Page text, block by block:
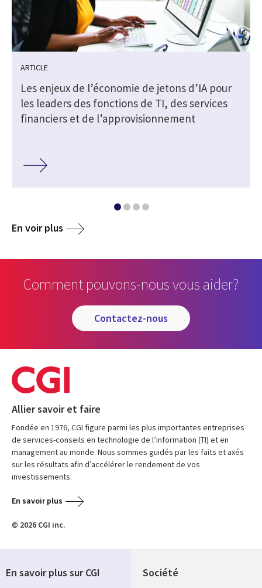
ARTICLE
Les enjeux de l’économie de jetons d’IA pour
les leaders des fonctions de TI, des services
financiers et de l’approvisionnement
En voir plus
Comment pouvons-nous vous aider?
contactez-nous
Allier savoir et faire
Fondée en 1976, CGI figure parmi les plus importantes entreprises
de services-conseils en technologie de l’information (TI) et en
management au monde. Nous sommes guidés par les faits et axés
sur les résultats afin d’accélérer le rendement de vos
investissements.
En savoir plus
© 2026 CGI inc.
Société
En savoir plus sur CGI